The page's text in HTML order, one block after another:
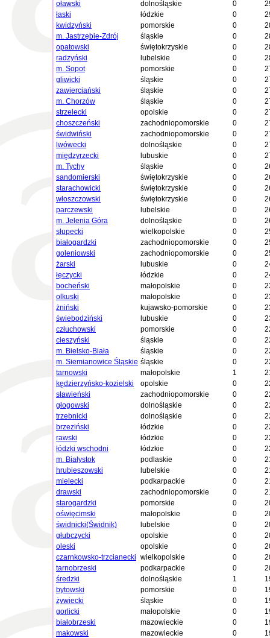
oławski dolnośląskie 0
łaski
łódzkie 0
kwidzyński
pomorskie 0
m. Jastrzębie-Zdrój
śląskie 0
opatowski
świętokrzyskie 0
radzyński
lubelskie 0
m. Sopot
pomorskie 0
gliwicki
śląskie 0
zawierciański
śląskie 0
m. Chorzów
śląskie 0
strzelecki
opolskie 0
choszczeński
zachodniopomorskie 0
świdwiński
zachodniopomorskie 0
lwówecki
dolnośląskie 0
międzyrzecki
lubuskie 0
m. Tychy
śląskie 0
sandomierski
świętokrzyskie 0
starachowicki
świętokrzyskie 0
włoszczowski
świętokrzyskie 0
parczewski
lubelskie 0
m. Jelenia Góra
dolnośląskie 0
słupecki
wielkopolskie 0
białogardzki
zachodniopomorskie 0
goleniowski
zachodniopomorskie 0
żarski
lubuskie 0
łęczycki
łódzkie 0
bocheński
małopolskie 0
olkuski
małopolskie 0
żniński
kujawsko-pomorskie 0
świebodziński
lubuskie 0
człuchowski
pomorskie 0
cieszyński
śląskie 0
m. Bielsko-Biała
śląskie 0
m. Siemianowice Śląskie śląskie 0
tarnowski
małopolskie 1
kędzierzyńsko-kozielski
opolskie 0
sławieński
zachodniopomorskie 0
głogowski
dolnośląskie 0
trzebnicki
dolnośląskie 0
brzeziński
łódzkie 0
rawski
łódzkie 0
łódzki wschodni
łódzkie 0
m. Białystok
podlaskie 0
hrubieszowski
lubelskie 0
mielecki
podkarpackie 0
drawski
zachodniopomorskie 0
starogardzki
pomorskie 0
oświęcimski
małopolskie 0
świdnicki(Świdnik)
lubelskie 0
głubczycki
opolskie 0
oleski
opolskie 0
czarnkowsko-trzcianecki wielkopolskie 0
tarnobrzeski
podkarpackie 0
średzki
dolnośląskie 1
bytowski
pomorskie 0
żywiecki
śląskie 0
gorlicki
małopolskie 0
białobrzeski
mazowieckie 0
makowski
mazowieckie 0